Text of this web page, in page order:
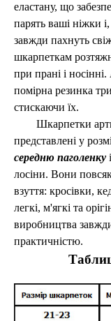
еластану, що
парять ваші ніжки
завжди пахнуть
шкарпеткам
при прані і
помірна резинка
стискаючи їх.
Шкарпетки
представлені у
середню паголенку
лосіни. Вони
взуття: кросівки,
легкі, м'ягкі та
виробництва
практичністю.